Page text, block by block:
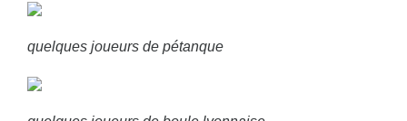
quelques joueurs de pétanque